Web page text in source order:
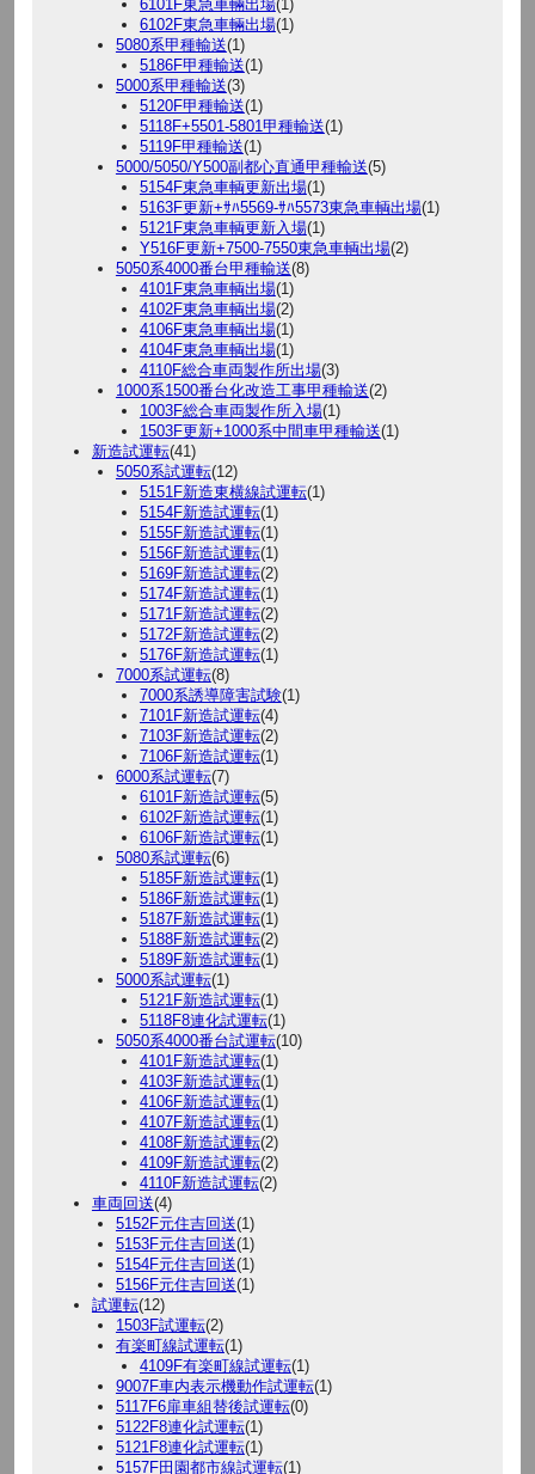
6101F東急車輛出場(1)
6102F東急車輛出場(1)
5080系甲種輸送(1)
5186F甲種輸送(1)
5000系甲種輸送(3)
5120F甲種輸送(1)
5118F+5501-5801甲種輸送(1)
5119F甲種輸送(1)
5000/5050/Y500副都心直通甲種輸送(5)
5154F東急車輌更新出場(1)
5163F更新+ｻﾊ5569-ｻﾊ5573東急車輌出場(1)
5121F東急車輌更新入場(1)
Y516F更新+7500-7550東急車輌出場(2)
5050系4000番台甲種輸送(8)
4101F東急車輌出場(1)
4102F東急車輌出場(2)
4106F東急車輌出場(1)
4104F東急車輌出場(1)
4110F総合車両製作所出場(3)
1000系1500番台化改造工事甲種輸送(2)
1003F総合車両製作所入場(1)
1503F更新+1000系中間車甲種輸送(1)
新造試運転(41)
5050系試運転(12)
5151F新造東横線試運転(1)
5154F新造試運転(1)
5155F新造試運転(1)
5156F新造試運転(1)
5169F新造試運転(2)
5174F新造試運転(1)
5171F新造試運転(2)
5172F新造試運転(2)
5176F新造試運転(1)
7000系試運転(8)
7000系誘導障害試験(1)
7101F新造試運転(4)
7103F新造試運転(2)
7106F新造試運転(1)
6000系試運転(7)
6101F新造試運転(5)
6102F新造試運転(1)
6106F新造試運転(1)
5080系試運転(6)
5185F新造試運転(1)
5186F新造試運転(1)
5187F新造試運転(1)
5188F新造試運転(2)
5189F新造試運転(1)
5000系試運転(1)
5121F新造試運転(1)
5118F8連化試運転(1)
5050系4000番台試運転(10)
4101F新造試運転(1)
4103F新造試運転(1)
4106F新造試運転(1)
4107F新造試運転(1)
4108F新造試運転(2)
4109F新造試運転(2)
4110F新造試運転(2)
車両回送(4)
5152F元住吉回送(1)
5153F元住吉回送(1)
5154F元住吉回送(1)
5156F元住吉回送(1)
試運転(12)
1503F試運転(2)
有楽町線試運転(1)
4109F有楽町線試運転(1)
9007F車内表示機動作試運転(1)
5117F6扉車組替後試運転(0)
5122F8連化試運転(1)
5121F8連化試運転(1)
5157F田園都市線試運転(1)